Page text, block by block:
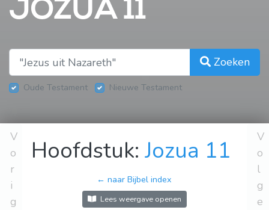
JOZUA 11
Zoeken
Oude Testament Nieuwe Testament
V
o
r
i
g
Hoofdstuk:Jozua 11
← naar Bijbel index
Lees weergave openen
V
o
l
g
e